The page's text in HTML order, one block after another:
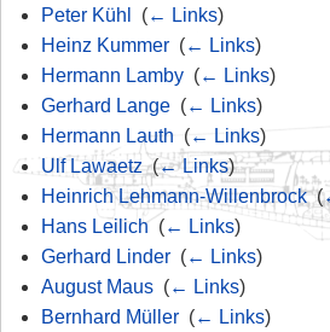
Peter Kühl
(← Links)
Heinz Kummer‎ (← Links)
Hermann Lamby‎ (← Links)
Gerhard Lange‎ (← Links)
Hermann Lauth (← Links)
Ulf Lawaetz‎(← Links)
Heinrich Lehmann-Willenbrock‎(
Hans Leilich‎ (← Links)
Gerhard Linder‎ (← Links)
August Maus‎ (← Links)
Bernhard Müller‎ (← Links)